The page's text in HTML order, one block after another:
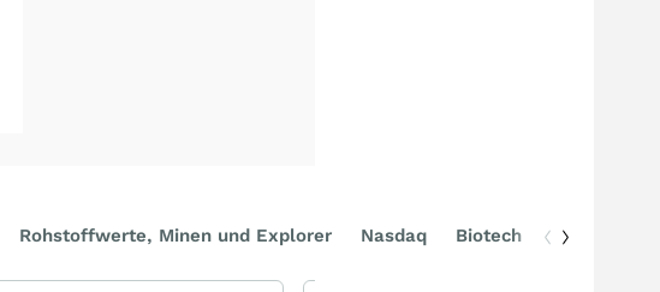
Rohstoffwerte, Minen und Explorer Nasdaq Biotech DAX